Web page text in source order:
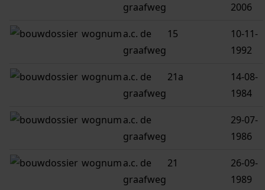
graafweg
2006
wognuma.c. de
graafweg
15
10-11-
1992
wognuma.c. de
graafweg
21a
14-08-
1984
wognuma.c. de
graafweg
29-07-
1986
wognuma.c. de
graafweg
21
26-09-
1989